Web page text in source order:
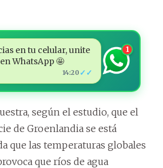
en tu celular, unite
WhatsApp 🤩
14:20 ✓✓
1
según el estudio, que el
de Groenlandia se está
que las temperaturas globales
que ríos de agua